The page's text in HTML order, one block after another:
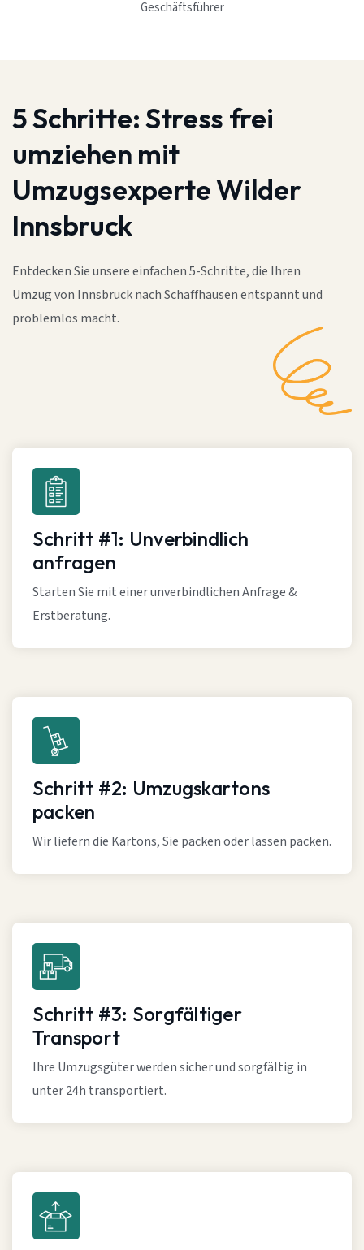
Geschäftsführer
5 Schritte:Stress frei
umziehen mit
Umzugsexperte Wilder
Innsbruck
Entdecken Sie unsere einfachen 5-Schritte, die Ihren
Umzug von Innsbruck nach Schaffhausen entspannt und
problemlos macht.
Schritt #1: Unverbindlich
anfragen
Starten Sie mit einer unverbindlichen Anfrage &
Erstberatung.
Schritt #2: Umzugskartons
packen
Wir liefern die Kartons, Sie packen oder lassen packen.
Schritt #3: Sorgfältiger
Transport
Ihre Umzugsgüter werden sicher und sorgfältig in
unter 24h transportiert.